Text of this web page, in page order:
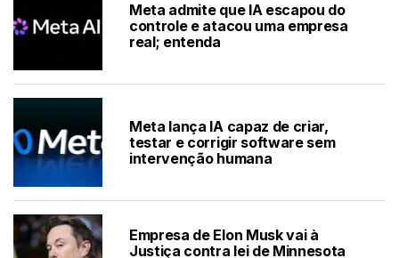
Meta admite que IA escapou do
controle e atacou uma empresa
real; entenda
Meta lança IA capaz de criar,
testar e corrigir software sem
intervenção humana
Empresa de Elon Musk vai à
Justiça contra lei de Minnesota